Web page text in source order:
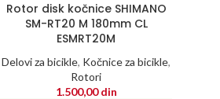
Rotor disk kočnice SHIMANO
SM-RT20 M 180mm CL
ESMRT20M
Delovi za bicikle, Kočnice za bicikle,
Rotori
1.500,00din